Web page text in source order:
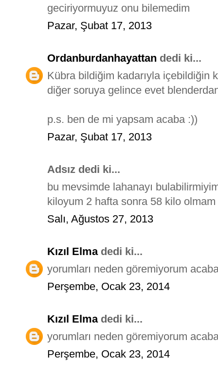
geciriyormuyuz onu bilemedim
Pazar, Şubat 17, 2013
Ordanburdanhayattan dedi ki...
Kübra bildiğim kadarıyla içebildiğin
diğer soruya gelince evet
p.s. ben de mi yapsam acaba :))
Pazar, Şubat 17, 2013
Adsız dedi ki...
bu mevsimde lahanayı
kiloyum 2 hafta sonra 58 kilo olmam
Salı, Ağustos 27, 2013
Kızıl Elmadedi ki...
yorumları neden göremiyorum
Perşembe, Ocak 23, 2014
Kızıl Elmadedi ki...
yorumları neden göremiyorum
Perşembe, Ocak 23, 2014